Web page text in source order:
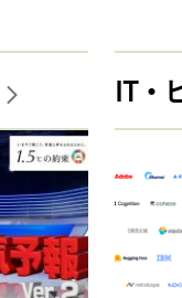
IT・